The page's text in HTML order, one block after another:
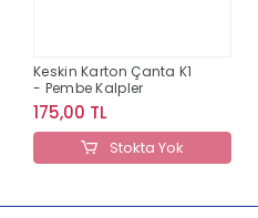
Keskin Karton Çanta K1
- Pembe Kalpler
175,00 TL
Stokta Yok